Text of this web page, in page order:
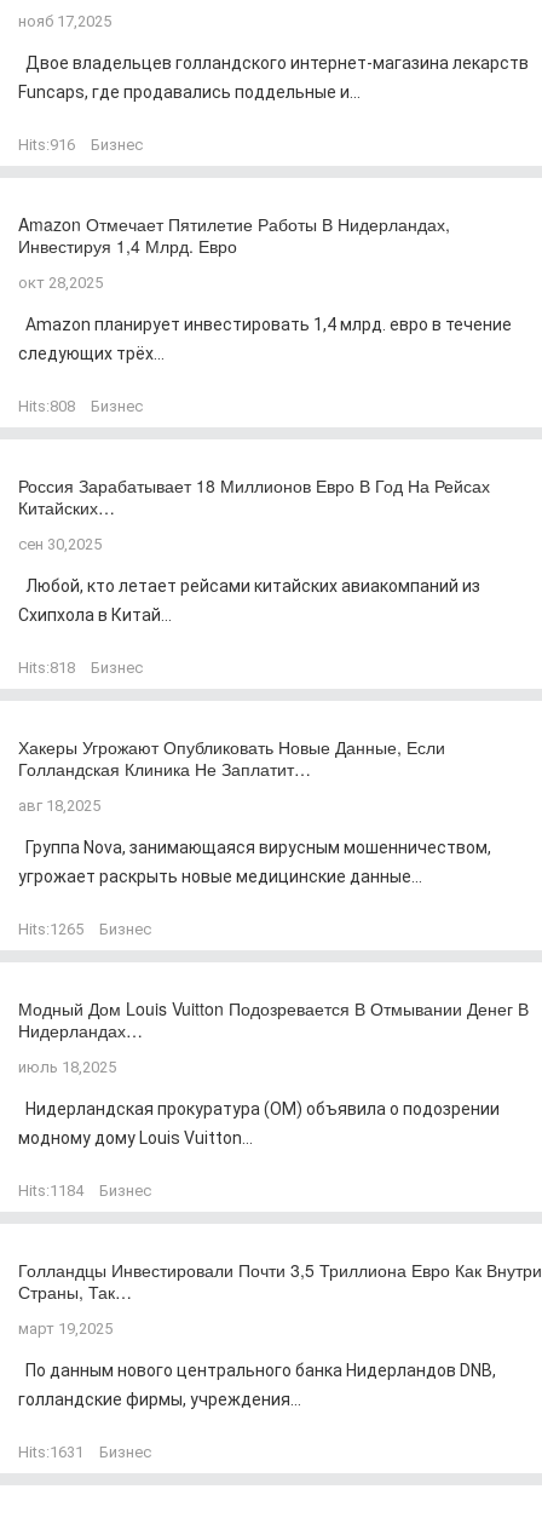
нояб 17,2025
Двое владельцев голландского интернет-магазина лекарств
Funcaps, где продавались поддельные и...
Hits:916 Бизнес
Amazon Отмечает Пятилетие Работы В Нидерландах,
Инвестируя 1,4 Млрд. Евро
окт 28,2025
Amazon планирует инвестировать 1,4 млрд. евро в течение
следующих трёх...
Hits:808 Бизнес
Россия Зарабатывает 18 Миллионов Евро В Год На Рейсах
Китайских…
сен 30,2025
Любой, кто летает рейсами китайских авиакомпаний из
Схипхола в Китай...
Hits:818 Бизнес
Хакеры Угрожают Опубликовать Новые Данные, Если
Голландская Клиника Не Заплатит…
авг 18,2025
Группа Nova, занимающаяся вирусным мошенничеством,
угрожает раскрыть новые медицинские данные...
Hits:1265 Бизнес
Модный Дом Louis Vuitton Подозревается В Отмывании Денег В
Нидерландах…
июль 18,2025
Нидерландская прокуратура (OM) объявила о подозрении
модному дому Louis Vuitton...
Hits:1184 Бизнес
Голландцы Инвестировали Почти 3,5 Триллиона Евро Как Внутри
Страны, Так…
март 19,2025
По данным нового центрального банка Нидерландов DNB,
голландские фирмы, учреждения...
Hits:1631 Бизнес